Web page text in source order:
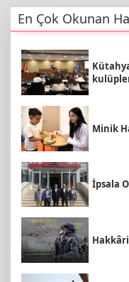
En Çok Okunan
Minik
İpsala